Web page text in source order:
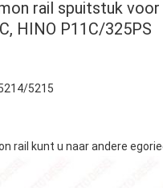
rail spuitstuk
HINO P11C/325PS
5215
rail kunt u naar andere